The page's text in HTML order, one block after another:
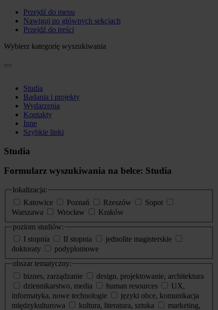
Przejdź do menu
Nawiguj po głównych sekcjach
Przejdź do treści
Wybierz kategorię wyszukiwania
Studia
Badania i projekty
Wydarzenia
Kontakty
Inne
Szybkie linki
Studia
Formularz wyszukiwania na belce: Studia
lokalizacja:
Katowice
Poznań Rzeszów
Sopot
Warszawa
Wrocław
Kraków
poziom studiów:
I stopnia
II stopnia
jednolite magisterskie
doktoraty
podyplomowe
obszar tematyczny:
biznes, zarządzanie
design, projektowanie, architektura
dziennikarstwo, media
human resources
UX,
informatyka, nowe technologie
języki obce, komunikacja
międzykulturowa
kultura, literatura, sztuka
marketing,